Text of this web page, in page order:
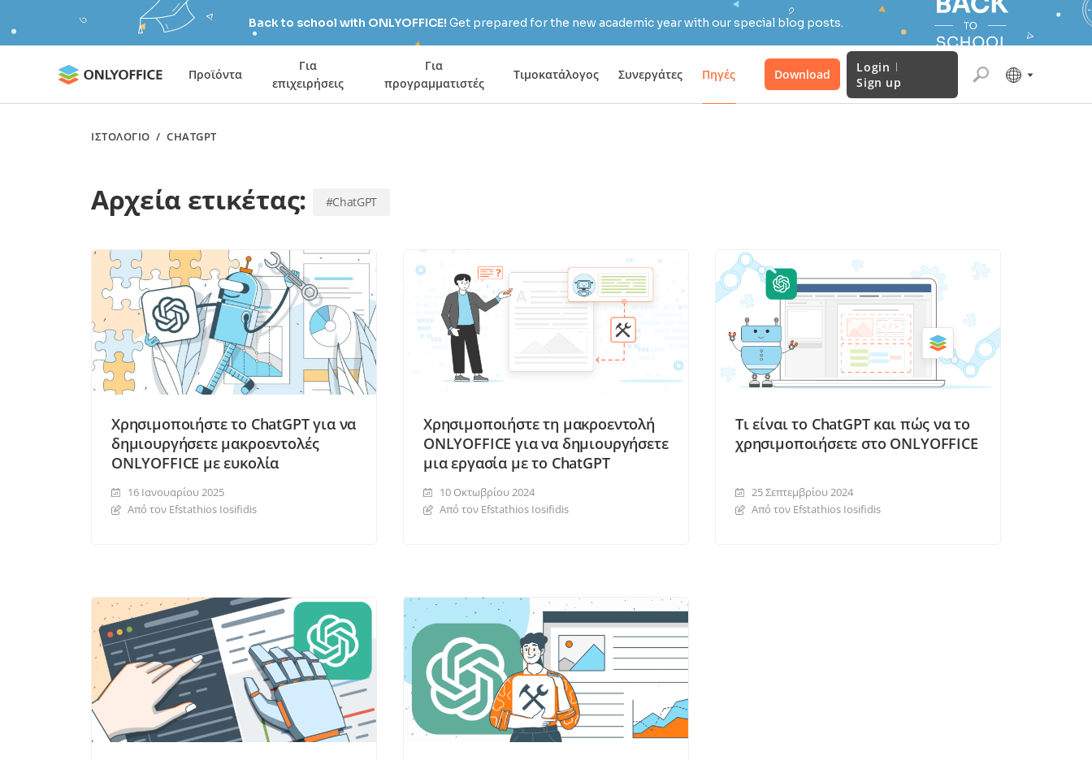
Back to school with ONLYOFFICE! Get prepared for the new academic year with our special blog posts.
Προϊόντα
Για
επιχειρήσεις
Για
προγραμματιστές
Τιμοκατάλογος Συνεργάτες Πηγές Download
Login
Sign up
ΙΣΤΟΛΌΓΙΟ /CHATGPT
Αρχεία ετικέτας: #ChatGPT
Χρησιμοποιήστε το ChatGPT για να
δημιουργήσετε μακροεντολές
ONLYOFFICE με ευκολία
16 Ιανουαρίου 2025
Από τον Efstathios Iosifidis
Χρησιμοποιήστε τη μακροεντολή
ONLYOFFICE για να δημιουργήσετε
μια εργασία με το ChatGPT
10 Οκτωβρίου 2024
Από τον Efstathios Iosifidis
Τι είναι το ChatGPT και πώς να το
χρησιμοποιήσετε στο ONLYOFFICE
25 Σεπτεμβρίου 2024
Από τον Efstathios Iosifidis